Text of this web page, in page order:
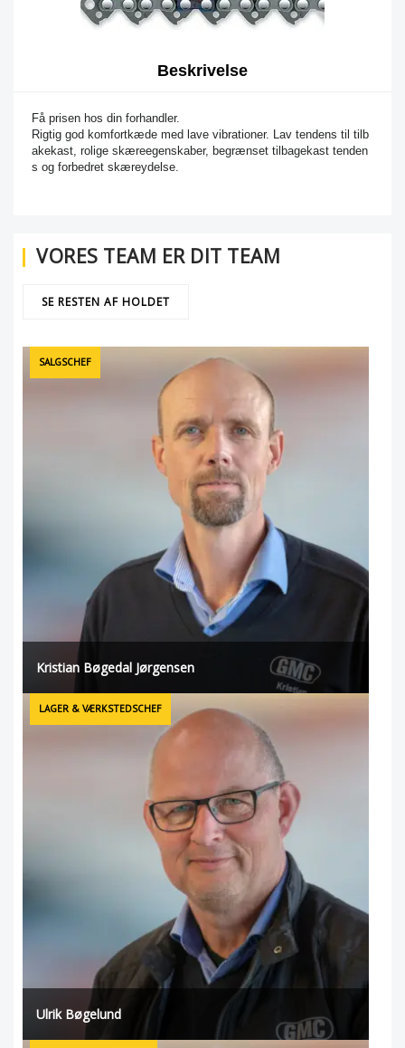
Beskrivelse
Få prisen hos din forhandler.
Rigtig god komfortkæde med lave vibrationer. Lav tendens til tilb
akekast, rolige skæreegenskaber, begrænset tilbagekast tenden
s og forbedret skæreydelse.
VORES TEAM ER DIT TEAM
SE RESTEN AF HOLDET
SALGSCHEF
Kristian Bøgedal Jørgensen
LAGER & VÆRKSTEDSCHEF
Ulrik Bøgelund